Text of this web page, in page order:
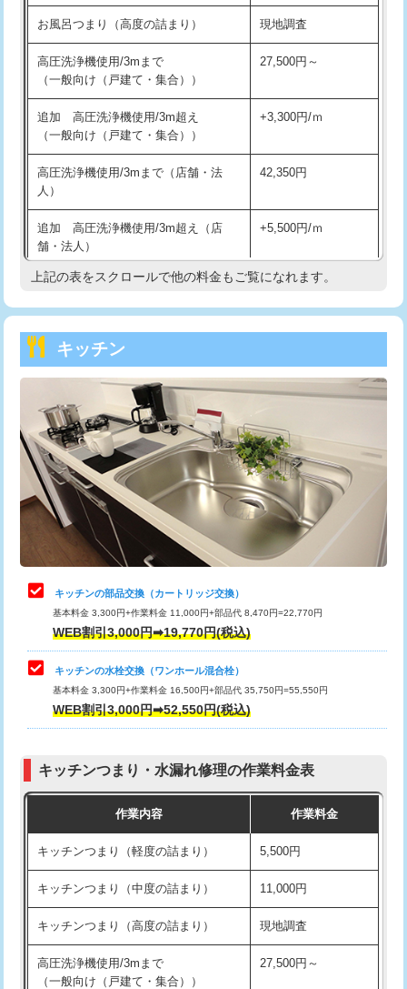
交換・取付(混合水栓（壁付・デッキ
式・ワンホール）)
16,500円+材料費
交換・取付(排水栓・排水トラップ
（P/S/ポップアップ））
22,000円+材料費
交換・取付（その他部品） 11,000円+材料費
持込商品取付（単水栓） 13,200円
持込商品取付（混合水栓）
持込商品取付（浄水器・分岐水栓） 16,500円
持込商品取付（温水洗浄便座） 22,000円
持込商品取付（普通便座⇔温水洗浄便
22,000円
給水管工事※（ホール加工)
給水管工事※（バンド止め) 3,300円
給水管工事※（支持金具設置) 5,500円
給水管工事※（保温材使用（バンド止
め込み）)
5,500円
給水管工事※（土の掘削・埋め戻し作
11,000円
給水管工事※（塩ビ管（VP・HI）使
用/3ｍまで)
給水管工事※（塩ビ管（VP・HI）使
用（追加）/3ｍ超え)
給水管工事※（ライニング鋼管・銅
管・ポリ管・HT管使用/3ｍまで)
44,000円
管・ポリ管・HT管使用/3ｍ超え)
排水管工事（土の掘削・埋め戻し作
11,000円~
排水管工事（排水管工事/3ｍまで） 55,000円
排水管工事（追加 排水管工事/3ｍ超
+11,000円
マス交換（土の掘削・埋め戻し作業）
お風呂つまり（高度の詰まり） 現地調査
高圧洗浄機使用/3mまで
（一般向け（戸建て・集合））
27,500円～
追加 高圧洗浄機使用/3m超え
（一般向け（戸建て・集合））
+3,300円/ｍ
高圧洗浄機使用/3mまで（店舗・法
人）
42,350円
追加 高圧洗浄機使用/3m超え（店
舗・法人）
+5,500円/ｍ
高度高圧洗浄換 現地調査
トーラー機使用/3mまで
追加トーラー機使用/3m超え +3,300円
カメラ調査 33,000円
桝清掃 8,800円
止水・漏水調査・防水処理・清掃・修
理・調整・分解・加工など（軽作業）
11,000円
止水・漏水調査・防水処理・清掃・修
理・調整・分解・加工など（中作業）
22,000円
止水・漏水調査・防水処理・清掃・修
理・調整・分解・加工など（重作業）
33,000円
お風呂タンク脱着
その他部品の脱着
式・ワンホール）)
交換・取付(排水栓・排水トラップ
22,000円+材料費
上記の表をスクロールで他の料金もご覧になれます。
キッチン
キッチンの部品交換（カートリッジ交換）
基本料金 3,300円+作業料金 11,000円+部品代 8,470円=22,770円
WEB割引3,000円➡19,770円(税込)
キッチンの水栓交換（ワンホール混合栓）
基本料金 3,300円+作業料金 16,500円+部品代 35,750円=55,550円
WEB割引3,000円➡52,550円(税込)
キッチンつまり・水漏れ修理の作業料金表
作業内容 作業料金
キッチンつまり（軽度の詰まり） 5,500円
キッチンつまり（中度の詰まり） 11,000円
キッチンつまり（高度の詰まり） 現地調査
高圧洗浄機使用/3mまで
（一般向け（戸建て・集合））
27,500円～